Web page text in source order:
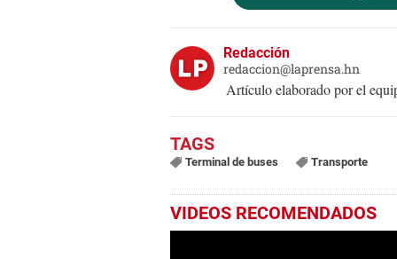
Redacción
redaccion@laprensa.hn
Artículo elaborado por el
Terminal de buses Transporte
VIDEOS RECOMENDADOS